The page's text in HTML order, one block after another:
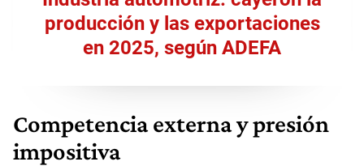
producción y las exportaciones
en 2025, según ADEFA
Competencia externa y presión
impositiva